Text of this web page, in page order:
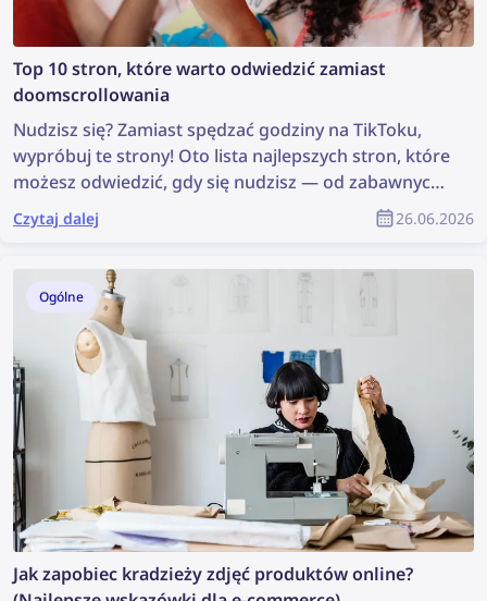
Top 10 stron, które warto odwiedzić zamiast
doomscrollowania
Nudzisz się? Zamiast spędzać godziny na TikToku,
wypróbuj te strony! Oto lista najlepszych stron, które
możesz odwiedzić, gdy się nudzisz — od zabawnych
gier po eksplorowanie internetu.
Czytaj dalej 26.06.2026
Ogólne
Jak zapobiec kradzieży zdjęć produktów online?